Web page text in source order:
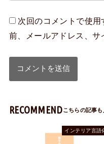
次回のコメントで使
前、メールアドレス、サ
RECOMMEND
インテリア言語